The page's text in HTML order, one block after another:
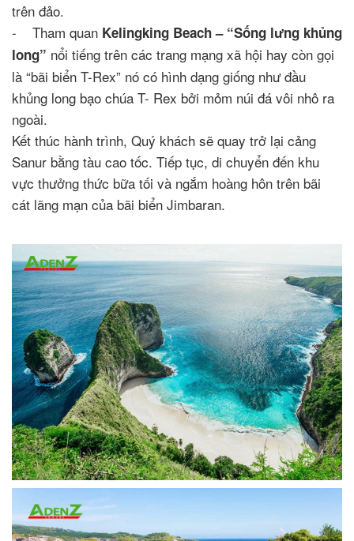
trên đảo.
- Tham quan Kelingking Beach – “Sống lưng khủng
long” nổi tiếng trên các trang mạng xã hội hay còn gọi
là “bãi biển T-Rex” nó có hình dạng giống như đầu
khủng long bạo chúa T- Rex bởi mỏm núi đá vôi nhô ra
ngoài.
Kết thúc hành trình, Quý khách sẽ quay trở lại cảng
Sanur bằng tàu cao tốc. Tiếp tục, di chuyển đến khu
vực thưởng thức bữa tối và ngắm hoàng hôn trên bãi
cát lãng mạn của bãi biển Jimbaran.